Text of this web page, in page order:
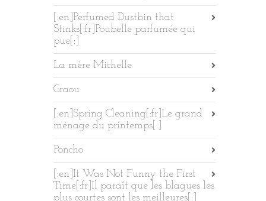
[:en]Perfumed Dustbin that
Stinks[:fr]Poubelle parfumée qui
pue[:]
La mère Michelle
Graou
[:en]Spring Cleaning[:fr]Le grand
ménage du printemps[:]
Poncho
[:en]It Was Not Funny the First
Time[:fr]Il paraît que les blagues les
plus courtes sont les meilleures[:]